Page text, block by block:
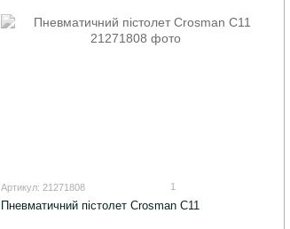
Артикул: 21271808 1
Пневматичний пістолет Crosman C11